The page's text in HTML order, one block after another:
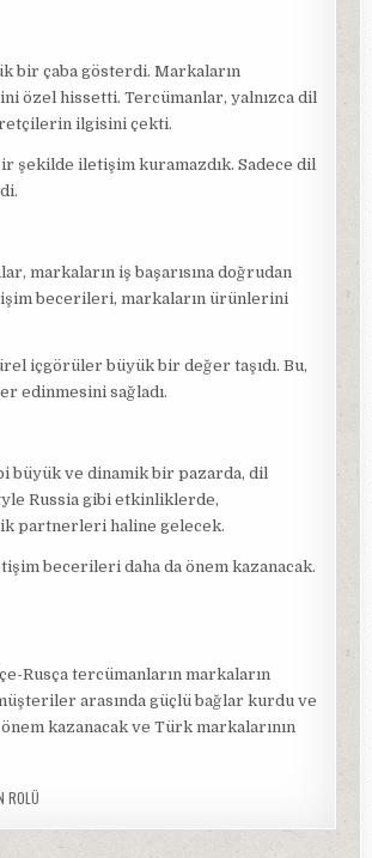
bir çaba gösterdi. Markaların
özel hissetti. Tercümanlar, yalnızca dil
ilgisini çekti.
şekilde iletişim kuramazdık. Sadece dil
markaların iş başarısına doğrudan
becerileri, markaların ürünlerini
içgörüler büyük bir değer taşıdı. Bu,
edinmesini sağladı.
büyük ve dinamik bir pazarda, dil
Russia gibi etkinliklerde,
partnerleri haline gelecek.
becerileri daha da önem kazanacak.
Rusça tercümanların markaların
arasında güçlü bağlar kurdu ve
kazanacak ve Türk markalarının
ROLÜ